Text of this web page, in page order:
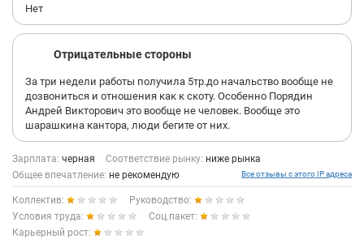
Нет
Отрицательные стороны
За три недели работы получила 5тр.до начальство вообще не
дозвониться и отношения как к скоту. Особенно Порядин
Андрей Викторович это вообще не человек. Вообще это
шарашкина кантора, люди бегите от них.
Зарплата: черная Соответствие рынку: ниже рынка
Общее впечатление: не рекомендую Все отзывы с этого IP адреса
Коллектив:
Руководство:
Условия труда:
Соц.пакет:
Карьерный рост: